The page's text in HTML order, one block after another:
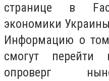
странице в
экономики
Информацию о
смогут перейти
опроверг